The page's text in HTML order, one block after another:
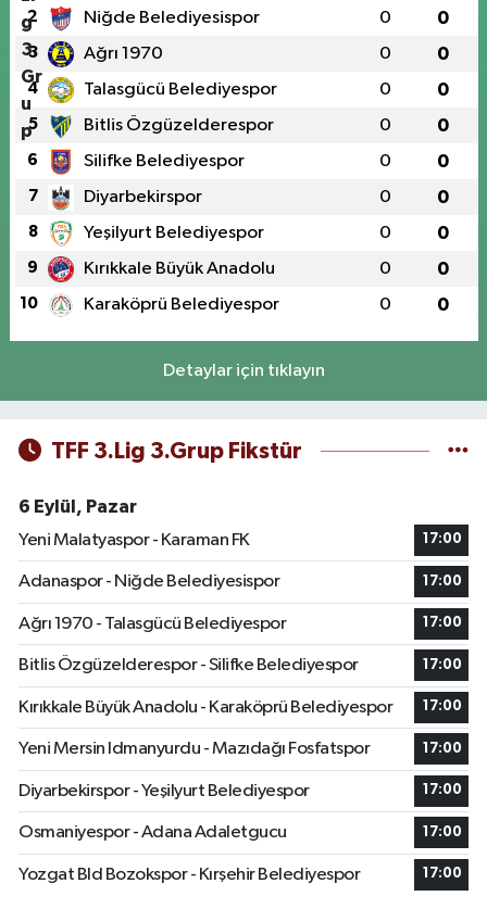
2 Niğde Belediyesispor 0 0
3 Ağrı 1970 0 0
4 Talasgücü Belediyespor 0 0
5 Bitlis Özgüzelderespor 0 0
6 Silifke Belediyespor 0 0
7 Diyarbekirspor 0 0
8 Yeşilyurt Belediyespor 0 0
9 Kırıkkale Büyük Anadolu 0 0
10 Karaköprü Belediyespor 0 0
Detaylar için tıklayın
TFF 3.Lig 3.Grup Fikstür
6 Eylül, Pazar
Yeni Malatyaspor - Karaman FK
17:00
Adanaspor - Niğde Belediyesispor 17:00
Ağrı 1970 - Talasgücü Belediyespor 17:00
Bitlis Özgüzelderespor - Silifke Belediyespor 17:00
Kırıkkale Büyük Anadolu - Karaköprü Belediyespor 17:00
Yeni Mersin Idmanyurdu - Mazıdağı Fosfatspor 17:00
Diyarbekirspor - Yeşilyurt Belediyespor 17:00
Osmaniyespor - Adana Adaletgucu 17:00
Yozgat Bld Bozokspor - Kırşehir Belediyespor 17:00